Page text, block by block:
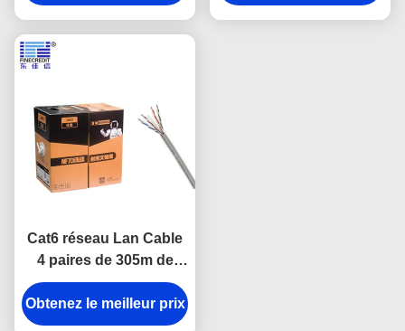
Cat6 réseau Lan Cable
4 paires de 305m de
réseau de câble de ftp
SFTP d'UTP
Obtenez le meilleur prix